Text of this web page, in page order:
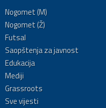
Nogomet (M)
Nogomet (Ž)
Futsal
Saopštenja za javnost
Edukacija
Mediji
Grassroots
Sve vijesti